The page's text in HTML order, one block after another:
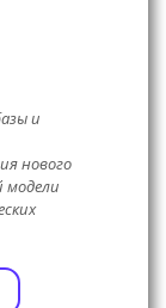
и
нового
модели